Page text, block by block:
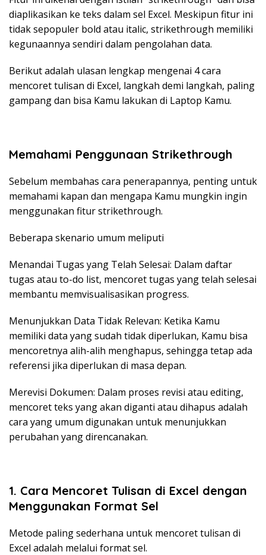
diaplikasikan ke teks dalam sel Excel. Meskipun fitur ini
tidak sepopuler bold atau italic, strikethrough memiliki
kegunaannya sendiri dalam pengolahan data.
Berikut adalah ulasan lengkap mengenai 4 cara
mencoret tulisan di Excel, langkah demi langkah, paling
gampang dan bisa Kamu lakukan di Laptop Kamu.
Memahami Penggunaan Strikethrough
Sebelum membahas cara penerapannya, penting untuk
memahami kapan dan mengapa Kamu mungkin ingin
menggunakan fitur strikethrough.
Beberapa skenario umum meliputi
Menandai Tugas yang Telah Selesai: Dalam daftar
tugas atau to-do list, mencoret tugas yang telah selesai
membantu memvisualisasikan progress.
Menunjukkan Data Tidak Relevan: Ketika Kamu
memiliki data yang sudah tidak diperlukan, Kamu bisa
mencoretnya alih-alih menghapus, sehingga tetap ada
referensi jika diperlukan di masa depan.
Merevisi Dokumen: Dalam proses revisi atau editing,
mencoret teks yang akan diganti atau dihapus adalah
cara yang umum digunakan untuk menunjukkan
perubahan yang direncanakan.
1. Cara Mencoret Tulisan di Excel dengan
Menggunakan Format Sel
Metode paling sederhana untuk mencoret tulisan di
Excel adalah melalui format sel.